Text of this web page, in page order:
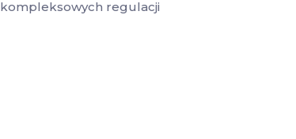
kompleksowych regulacji